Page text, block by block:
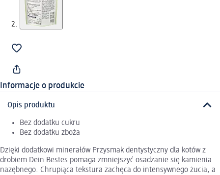
Informacje o produkcie
Opis produktu
Bez dodatku cukru
Bez dodatku zboża
Dzięki dodatkowi minerałów Przysmak dentystyczny dla kotów z
drobiem Dein Bestes pomaga zmniejszyć osadzanie się kamienia
nazębnego. Chrupiąca tekstura zachęca do intensywnego żucia, a